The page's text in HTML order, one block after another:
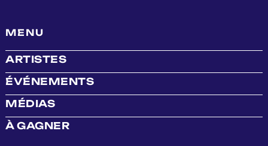
MENU
ARTISTES
ÉVÉNEMENTS
MÉDIAS
À GAGNER